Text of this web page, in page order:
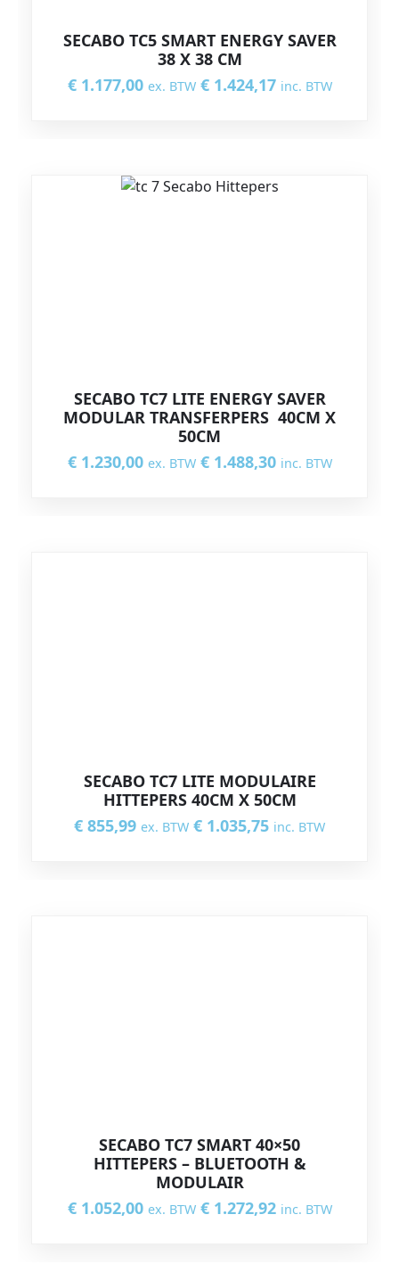
SECABO TC5 SMART ENERGY SAVER
38 X 38 CM
€1.177,00 ex. BTW €1.424,17 inc. BTW
SECABO TC7 LITE ENERGY SAVER
MODULAR TRANSFERPERS 40CM X
50CM
€1.230,00 ex. BTW €1.488,30 inc. BTW
SECABO TC7 LITE MODULAIRE
HITTEPERS 40CM X 50CM
€ 855,99 ex. BTW € 1.035,75 inc. BTW
SECABO TC7 SMART 40×50
HITTEPERS – BLUETOOTH &
MODULAIR
€1.052,00 ex. BTW €1.272,92 inc. BTW